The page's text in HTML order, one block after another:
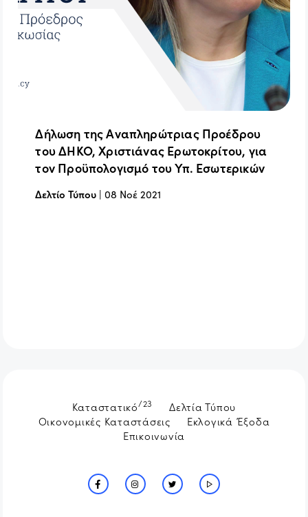
Δήλωση της Αναπληρώτριας Προέδρου
του ΔΗΚΟ, Χριστιάνας Ερωτοκρίτου, για
τον Προϋπολογισμό του Υπ. Εσωτερικών
Δελτίο Τύπου |08 Νοέ 2021
Καταστατικό/23
Δελτία Τύπου
Οικονομικές Καταστάσεις
Εκλογικά Έξοδα
Επικοινωνία